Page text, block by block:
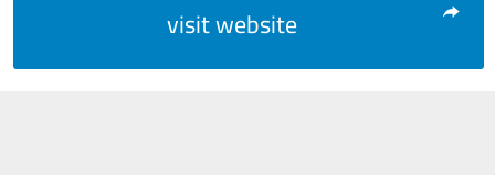
visit website